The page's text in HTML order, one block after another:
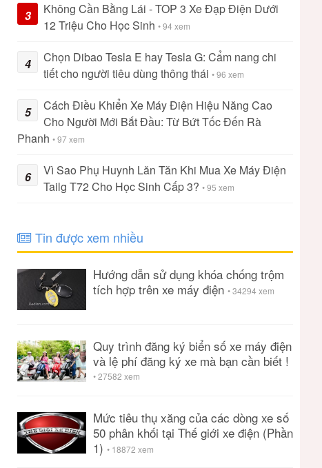
3
Không Cần Bằng Lái - TOP 3 Xe Đạp Điện Dưới
12 Triệu Cho Học Sinh • 94 xem
4
Chọn Dibao Tesla E hay Tesla G: Cẩm nang chi
tiết cho người tiêu dùng thông thái • 96 xem
5
Cách Điều Khiển Xe Máy Điện Hiệu Năng Cao
Cho Người Mới Bắt Đầu: Từ Bứt Tốc Đến Rà
Phanh • 97 xem
6
Vì Sao Phụ Huynh Lăn Tăn Khi Mua Xe Máy Điện
Tailg T72 Cho Học Sinh Cấp 3? • 95 xem
Tin được xem nhiều
Hướng dẫn sử dụng khóa chống trộm
tích hợp trên xe máy điện • 34294 xem
Quy trình đăng ký biển số xe máy điện
và lệ phí đăng ký xe mà bạn cần biết !
• 27582 xem
Mức tiêu thụ xăng của các dòng xe số
50 phân khối tại Thế giới xe điện (Phần
1) • 18872 xem